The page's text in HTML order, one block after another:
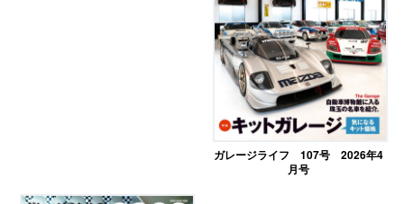
ガレージライフ 107号 2026年4
月号